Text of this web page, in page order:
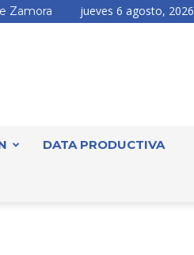
Zamora jueves 6 agosto, 2026
DATA PRODUCTIVA